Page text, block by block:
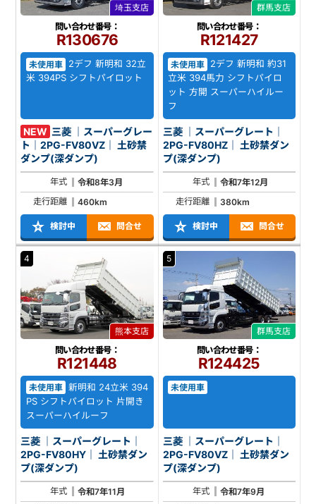
埼玉支店
問い合わせ番号：
R130676
未使用車
2デフ 新明和 32立
米 394PS シフトパイロット
NEW 三菱 ｜スーパーグレー
ト｜2PG-FV80VZ｜ 土砂禁
ダンプ(深ダンプ)
年式
令和8年3月
走行距離
460km
検討中 問合せ
群馬支店
問い合わせ番号：
R121427
未使用車 2デフ 新明和 約31
立米 394馬力 シフトパイロ
ット 方開 スーパーハイルー
フ
三菱 ｜スーパーグレート｜
2PG-FV80HZ｜ 土砂禁ダン
プ(深ダンプ)
年式
令和7年12月
走行距離
380km
検討中 問合せ
4
熊本支店
問い合わせ番号：
R121448
未使用車 新明和 24立米 394
PS シフトパイロット 片開き
スーパーハイルーフ
三菱 ｜スーパーグレート｜
2PG-FV80HY｜ 土砂禁ダン
プ(深ダンプ)
年式
令和7年11月
5
群馬支店
問い合わせ番号：
R124425
未使用車
三菱 ｜スーパーグレート｜
2PG-FV80VZ｜ 土砂禁ダン
プ(深ダンプ)
年式
令和7年9月